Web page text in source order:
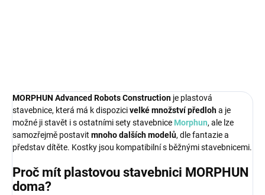
MORPHUN Advanced Robots Construction je plastová
stavebnice, která má k dispozicivelké množství předloha je
možné ji stavět i s ostatními sety stavebnice Morphun, ale lze
samozřejmě postavit mnoho dalších modelů, dle fantazie a
představ dítěte. Kostky jsou kompatibilní s běžnými stavebnicemi.
Proč mít plastovou stavebnici MORPHUN
doma?